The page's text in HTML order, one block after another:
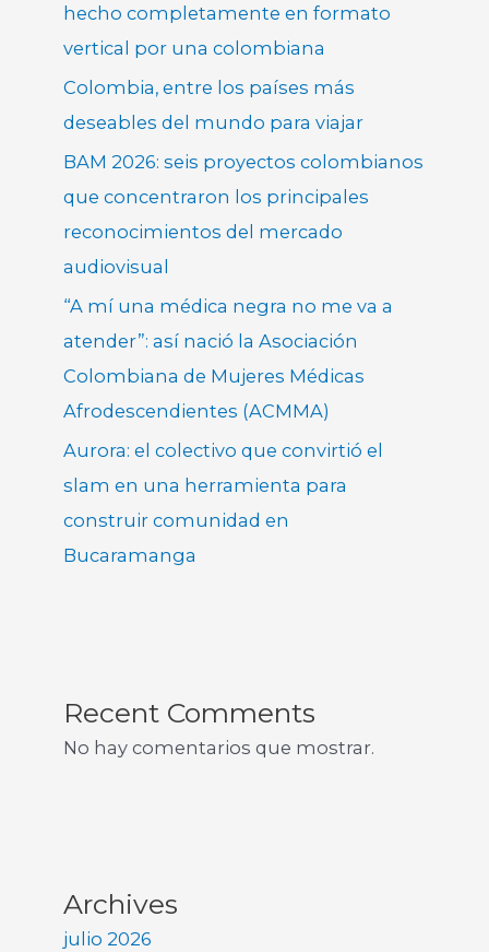
hecho completamente en formato
vertical por una colombiana
Colombia, entre los países más
deseables del mundo para viajar
BAM 2026: seis proyectos colombianos
que concentraron los principales
reconocimientos del mercado
audiovisual
“A mí una médica negra no me va a
atender”: así nació la Asociación
Colombiana de Mujeres Médicas
Afrodescendientes (ACMMA)
Aurora: el colectivo que convirtió el
slam en una herramienta para
construir comunidad en
Bucaramanga
Recent Comments
No hay comentarios que mostrar.
Archives
julio 2026